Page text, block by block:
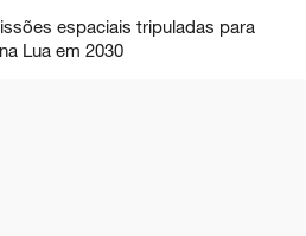
espaciais tripuladas para
Lua em 2030